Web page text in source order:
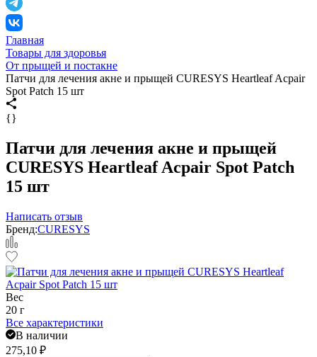
Главная
Товары для здоровья
От прыщей и постакне
Патчи для лечения акне и прыщей CURESYS Heartleaf Acpair
Spot Patch 15 шт
{}
Патчи для лечения акне и прыщей
CURESYS Heartleaf Acpair Spot Patch
15 шт
Написать отзыв
Бренд:CURESYS
Вес
20 г
Все характеристики
В наличии
275,10 ₽